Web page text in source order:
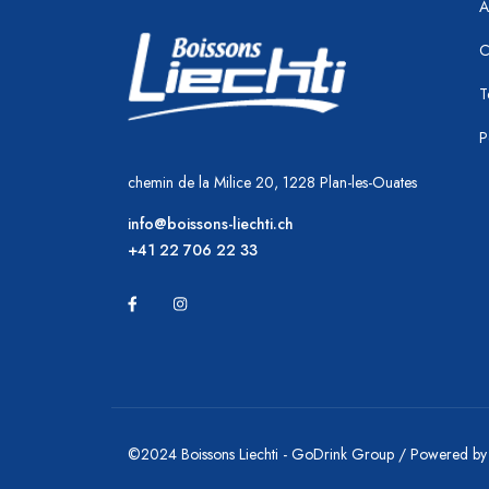
chemin de la Milice 20, 1228 Plan-les-Ouates
info@boissons-liechti.ch
+41 22 706 22 33
©2024 Boissons Liechti - GoDrink Group / Powered by